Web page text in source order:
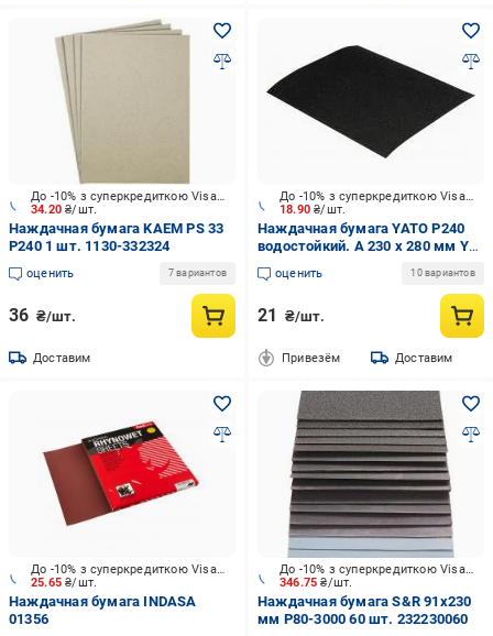
34.20₴/шт.
До -10% з суперкредиткою Visa Вигода
Наждачная бумага KAEM PS 33
P240 1 шт. 1130-332324
оценить 7 вариантов
36 ₴/шт.
Доставим
18.90₴/шт.
До -10% з суперкредиткою Visa Вигода
Наждачная бумага YATO P240
водостойкий. A 230 х 280 мм YT-
8407
оценить 10 вариантов
21 ₴/шт.
Привезём Доставим
25.65₴/шт.
До -10% з суперкредиткою Visa Вигода
Наждачная бумага INDASA
01356
346.75₴/шт.
До -10% з суперкредиткою Visa Вигода
Наждачная бумага S&R 91х230
мм P80-3000 60 шт. 232230060